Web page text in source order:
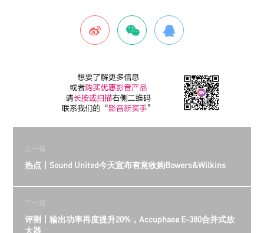
上一篇
热点丨Sound United今天宣布有意收购Bowers&Wilkins
下一篇
评测丨输出功率再度提升20%，Accuphase E-380合并式放
大器